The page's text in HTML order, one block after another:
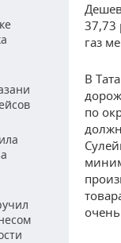
37,73
газ
В
по